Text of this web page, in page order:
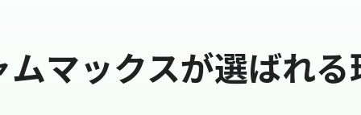
ムマックスが選ばれる